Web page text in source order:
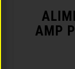
AMP